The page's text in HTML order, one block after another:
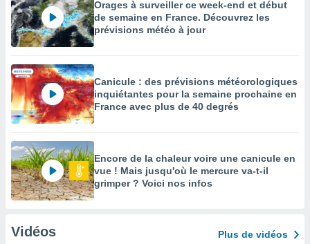
Orages à surveiller ce week-end et début
de semaine en France. Découvrez les
prévisions météo à jour
Canicule : des prévisions météorologiques
inquiétantes pour la semaine prochaine en
France avec plus de 40 degrés
Encore de la chaleur voire une canicule en
vue ! Mais jusqu'où le mercure va-t-il
grimper ? Voici nos infos
Vidéos Plus de vidéos